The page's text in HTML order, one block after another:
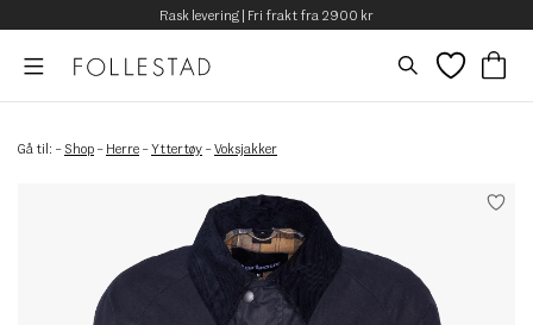
Rask levering | Fri frakt fra 2900 kr
Gå til: – Shop – Herre –Yttertøy –Voksjakker